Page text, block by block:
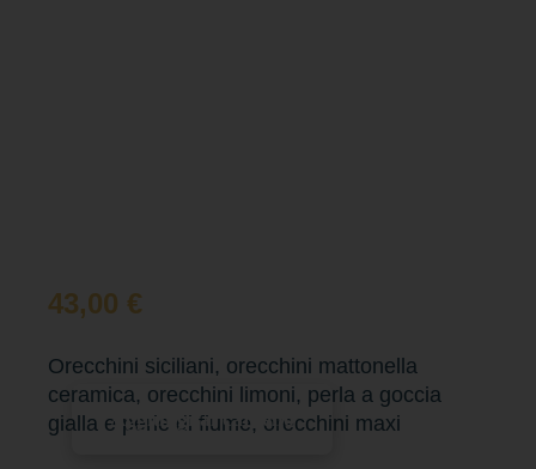
43,00 €
Orecchini siciliani, orecchini mattonella
ceramica, orecchini limoni, perla a goccia
gialla e perle di fiume, orecchini maxi
Aggiungi al carrello